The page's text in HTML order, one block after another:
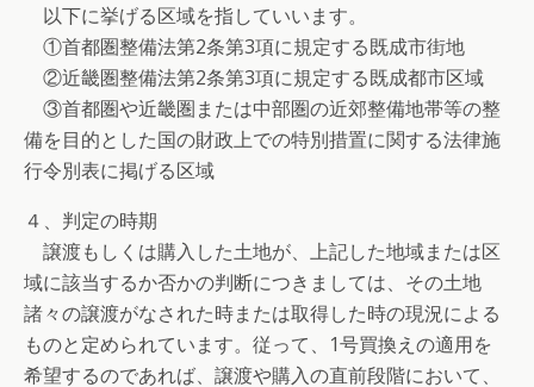
以下に挙げる区域を指していいます。
①首都圏整備法第2条第3項に規定する既成市街地
②近畿圏整備法第2条第3項に規定する既成都市区域
③首都圏や近畿圏または中部圏の近郊整備地帯等の整
備を目的とした国の財政上での特別措置に関する法律施
行令別表に掲げる区域
４、判定の時期
譲渡もしくは購入した土地が、上記した地域または区
域に該当するか否かの判断につきましては、その土地
諸々の譲渡がなされた時または取得した時の現況による
ものと定められています。従って、1号買換えの適用を
希望するのであれば、譲渡や購入の直前段階において、